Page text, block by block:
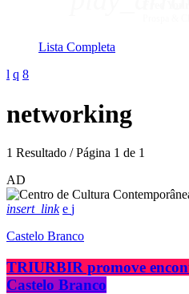
Lista Completa
networking
1 Resultado / Página 1 de 1
AD
insert_link
Castelo Branco
TRIURBIR promove
Castelo Branco